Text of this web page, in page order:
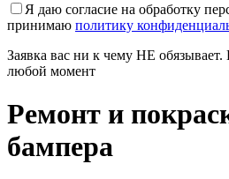
Я даю согласие на обработку
принимаю политику
Заявка вас ни к чему НЕ обязывает.
любой момент
Ремонт и
бампера